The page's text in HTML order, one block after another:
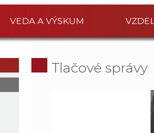
VEDA A VÝSKUM
Tlačové správy